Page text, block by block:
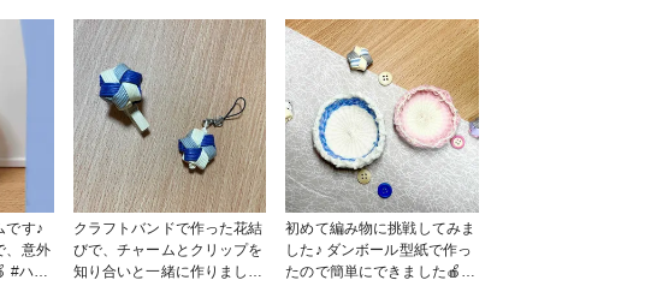
です♪
、意外
クラフトバンドで作った花結
びで、チャームとクリップを
知り合いと一緒に作りました
初めて編み物に挑戦してみま
した♪ ダンボール型紙で作っ
たので簡単にできました🍎